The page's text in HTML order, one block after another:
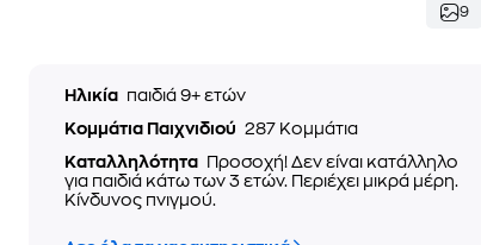
9
Ηλικία παιδιά 9+ ετών
Κομμάτια Παιχνιδιού 287 Κομμάτια
Καταλληλότητα
Προσοχή! Δεν είναι κατάλληλο
για παιδιά κάτω των 3 ετών. Περιέχει μικρά μέρη.
Κίνδυνος πνιγμού.